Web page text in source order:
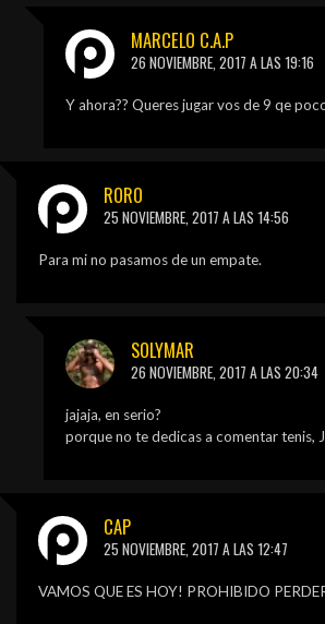
MARCELO C.A.P
26 NOVIEMBRE, 2017 A LAS 19:16
Y ahora?? Queres jugar vos de 9 qe
RORO
25 NOVIEMBRE, 2017 A LAS 14:56
Para mi no pasamos de un empate.
SOLYMAR
26 NOVIEMBRE, 2017 A LAS 20:34
jajaja, en serio?
porque no te dedicas a comentar tenis,
CAP
25 NOVIEMBRE, 2017 A LAS 12:47
VAMOS QUE ES HOY! PROHIBIDO